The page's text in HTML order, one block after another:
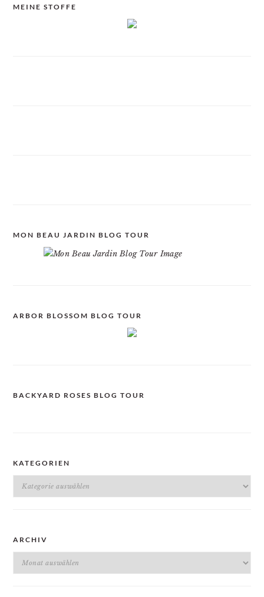
MEINE STOFFE
MON BEAU JARDIN BLOG TOUR
ARBOR BLOSSOM BLOG TOUR
BACKYARD ROSES BLOG TOUR
KATEGORIEN
Kategorien
ARCHIV
Archiv